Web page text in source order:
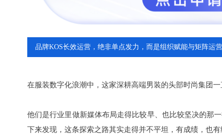
品牌KOS长效运营，绝非单点发力，而是组织赋能与矩阵运
在服装数字化浪潮中，这家深耕高端男装的头部时尚集团
他们是行业里做新媒体布局走得比较早、也比较坚决的那
下来发现，这条探索之路其实走得并不平坦，有成绩，也